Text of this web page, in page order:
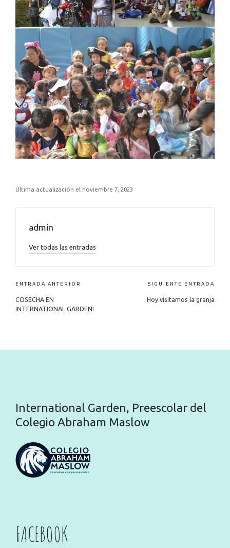
Última actualización el noviembre 7, 2023
admin
Ver todas las entradas
ENTRADA ANTERIOR
COSECHA EN
INTERNATIONAL GARDEN!
SIGUIENTE ENTRADA
Hoy visitamos la granja
International Garden, Preescolar del
Colegio Abraham Maslow
FACEBOOK